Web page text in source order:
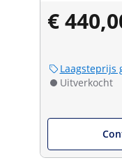
€
Laagsteprijs
Uitverkocht